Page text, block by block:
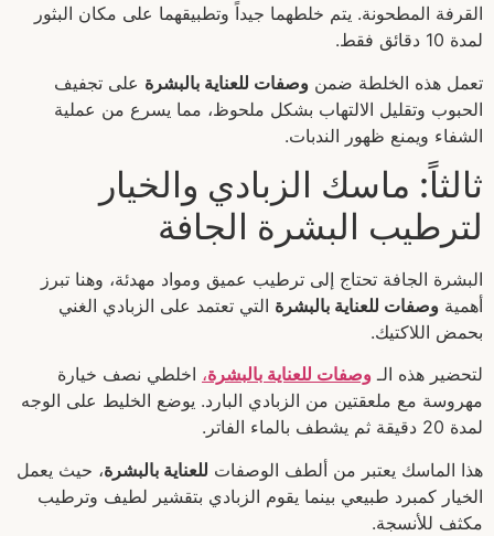
القرفة المطحونة. يتم خلطهما جيداً وتطبيقهما على مكان البثور
لمدة 10 دقائق فقط.
تعمل هذه الخلطة ضمن وصفات للعناية بالبشرة على تجفيف
الحبوب وتقليل الالتهاب بشكل ملحوظ، مما يسرع من عملية
الشفاء ويمنع ظهور الندبات.
ثالثاً: ماسك الزبادي والخيار
لترطيب البشرة الجافة
البشرة الجافة تحتاج إلى ترطيب عميق ومواد مهدئة، وهنا تبرز
أهمية وصفات للعناية بالبشرة التي تعتمد على الزبادي الغني
بحمض اللاكتيك.
لتحضير هذه الـ وصفات للعناية بالبشرة، اخلطي نصف خيارة
مهروسة مع ملعقتين من الزبادي البارد. يوضع الخليط على الوجه
لمدة 20 دقيقة ثم يشطف بالماء الفاتر.
هذا الماسك يعتبر من ألطف الوصفات للعناية بالبشرة، حيث يعمل
الخيار كمبرد طبيعي بينما يقوم الزبادي بتقشير لطيف وترطيب
مكثف للأنسجة.